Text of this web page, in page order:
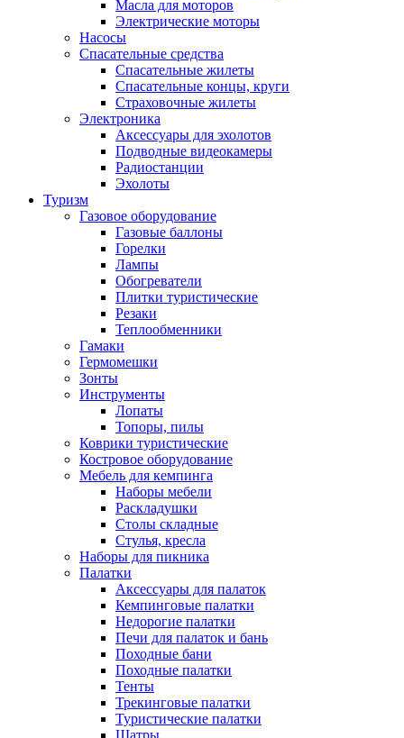
Масла для моторов
Электрические моторы
Насосы
Спасательные средства
Спасательные жилеты
Спасательные концы, круги
Страховочные жилеты
Электроника
Аксессуары для эхолотов
Подводные видеокамеры
Радиостанции
Эхолоты
Туризм
Газовое оборудование
Газовые баллоны
Горелки
Лампы
Обогреватели
Плитки туристические
Резаки
Теплообменники
Гамаки
Гермомешки
Зонты
Инструменты
Лопаты
Топоры, пилы
Коврики туристические
Костровое оборудование
Мебель для кемпинга
Наборы мебели
Раскладушки
Столы складные
Стулья, кресла
Наборы для пикника
Палатки
Аксессуары для палаток
Кемпинговые палатки
Недорогие палатки
Печи для палаток и бань
Походные бани
Походные палатки
Тенты
Трекинговые палатки
Туристические палатки
Шатры